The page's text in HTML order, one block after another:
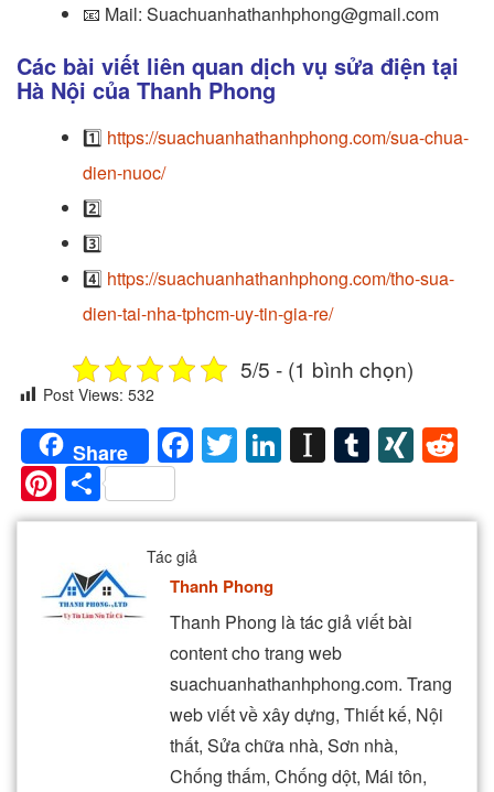
📧 Mail: Suachuanhathanhphong@gmail.com
Các bài viết liên quan dịch vụ sửa điện tại
Hà Nội của Thanh Phong
1️⃣ https://suachuanhathanhphong.com/sua-chua-
dien-nuoc/
2️⃣
3️⃣
4️⃣ https://suachuanhathanhphong.com/tho-sua-
dien-tai-nha-tphcm-uy-tin-gia-re/
5/5 - (1 bình chọn)
Post Views: 532
Share Facebook
Twitter
LinkedIn
Instapaper
Tumblr
Pinterest
Share
Tác giả
Thanh Phong
Thanh Phong là tác giả viết bài
content cho trang web
suachuanhathanhphong.com. Trang
web viết về xây dựng, Thiết kế, Nội
thất, Sửa chữa nhà, Sơn nhà,
Chống thấm, Chống dột, Mái tôn,